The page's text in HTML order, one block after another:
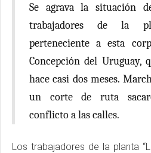
Se agrava la situación
trabajadores de la
perteneciente a esta
Concepción del Uruguay,
hace casi dos meses.
un corte de ruta
conflicto a las calles.
Los trabajadores de la planta